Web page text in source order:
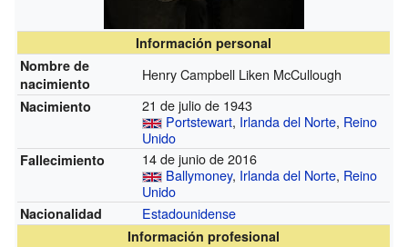
Información personal
Nombre de
nacimiento
Henry Campbell Liken McCullough
Nacimiento
21 de julio de 1943
Portstewart, Irlanda del Norte, Reino
Unido
Fallecimiento
14 de junio de 2016
Ballymoney, Irlanda del Norte, Reino
Unido
Nacionalidad Estadounidense
Información profesional